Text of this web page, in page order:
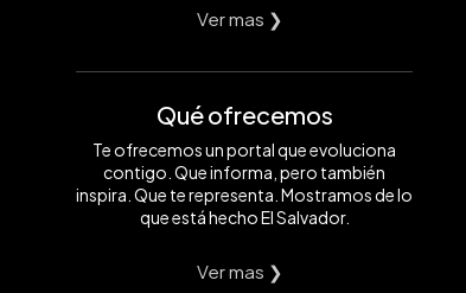
Ver mas ❯
Qué ofrecemos
Te ofrecemos un portal que evoluciona
contigo. Que informa, pero también
inspira. Que te representa. Mostramos de lo
que está hecho El Salvador.
Ver mas ❯